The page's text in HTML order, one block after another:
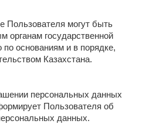
Пользователя могут быть
органам государственной
по основаниям и в порядке,
Казахстана.
персональных данных
Пользователя об
данных.